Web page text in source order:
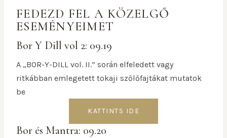
FEDEZD FEL A KÖZELGŐ
ESEMÉNYEIMET
Bor Y Dill vol 2: 09.19
A „BOR-Y-DILL vol. II.” során elfeledett vagy
ritkábban emlegetett tokaji szőlőfajtákat mutatok
be
KATTINTS IDE
Bor és Mantra: 09.20